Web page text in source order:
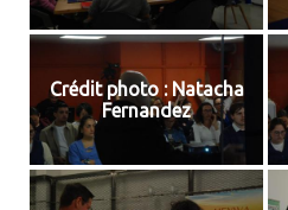
Crédit photo : Natacha
Fernandez